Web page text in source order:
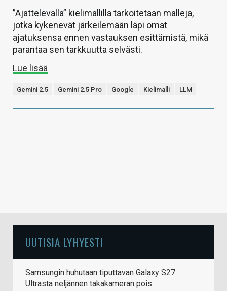
”Ajattelevalla” kielimallilla tarkoitetaan malleja,
jotka kykenevät järkeilemään läpi omat
ajatuksensa ennen vastauksen esittämistä, mikä
parantaa sen tarkkuutta selvästi.
Lue lisää
Gemini 2.5 Gemini 2.5 Pro Google Kielimalli LLM
UUTISIA LYHYESTI
Samsungin huhutaan tiputtavan Galaxy S27
Ultrasta neljännen takakameran pois